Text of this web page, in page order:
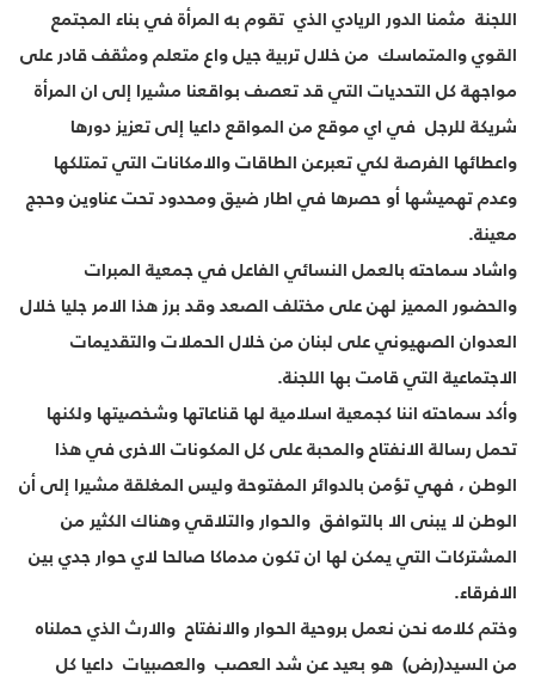
اللجنة مثمنا الدور الريادي الذي تقوم به المرأة في بناء المجتمع
القوي والمتماسك من خلال تربية جيل واع متعلم ومثقف قادر على
مواجهة كل التحديات التي قد تعصف بواقعنا مشيرا إلى ان المرأة
شريكة للرجل في اي موقع من المواقع داعيا إلى تعزيز دورها
واعطائها الفرصة لكي تعبرعن الطاقات والامكانات التي تمتلكها
وعدم تهميشها أو حصرها في اطار ضيق ومحدود تحت عناوين وحجج
معينة.
واشاد سماحته بالعمل النسائي الفاعل في جمعية المبرات
والحضور المميز لهن على مختلف الصعد وقد برز هذا الامر جليا خلال
العدوان الصهيوني على لبنان من خلال الحملات والتقديمات
الاجتماعية التي قامت بها اللجنة.
وأكد سماحته اننا كجمعية اسلامية لها قناعاتها وشخصيتها ولكنها
تحمل رسالة الانفتاح والمحبة على كل المكونات الاخرى في هذا
الوطن ، فهي تؤمن بالدوائر المفتوحة وليس المغلقة مشيرا إلى أن
الوطن لا يبنى الا بالتوافق والحوار والتلاقي وهناك الكثير من
المشتركات التي يمكن لها ان تكون مدماكا صالحا لاي حوار جدي بين
الافرقاء.
وختم كلامه نحن نعمل بروحية الحوار والانفتاح والارث الذي حملناه
من السيد(رض) هو بعيد عن شد العصب والعصبيات داعيا كل